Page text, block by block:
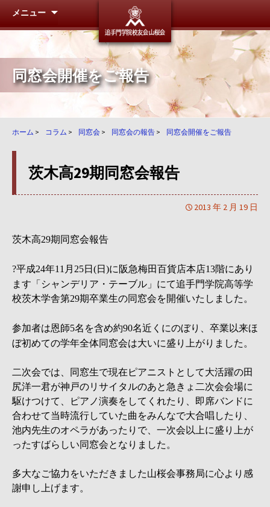
追手門学
メニュー
同窓会開催をご報告
ホーム > コラム > 同窓会 > 同窓会の報告 > 同窓会開催をご報告
茨木高29期同窓会報告
2013 年 2 月 19 日
茨木高29期同窓会報告
?平成24年11 月 25日(日)に阪急梅田百貨店本店13階にあり
ます「シャンデリア・テーブル」にて追手門学院高等学
校茨木学舎第29期卒業生の同窓会を開催いたしました。
参加者は恩師5名を含め約90名近くにのぼり、卒業以来ほ
ぼ初めての学年全体同窓会は大いに盛り上がりました。
二次会では、同窓生で現在ピアニストとして大活躍の田
尻洋一君が神戸のリサイタルのあと急きょ二次会会場に
駆けつけて、ピアノ演奏をしてくれたり、即席バンドに
合わせて当時流行していた曲をみんなで大合唱したり、
池内先生のオペラがあったりで、一次会以上に盛り上が
ったすばらしい同窓会となりました。
多大なご協力をいただきました山桜会事務局に心より感
謝申し上げます。